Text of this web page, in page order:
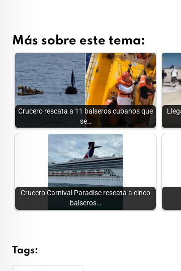
Más sobre este tema:
Crucero rescata a 11 balseros cubanos que
se…
Crucero Carnival Paradise rescata a cinco
balseros…
Tags: